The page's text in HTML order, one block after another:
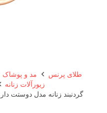
طلای پرنس مد و پوشاک
زیورآلات زنانه
گردنبند زنانه مدل دوستت